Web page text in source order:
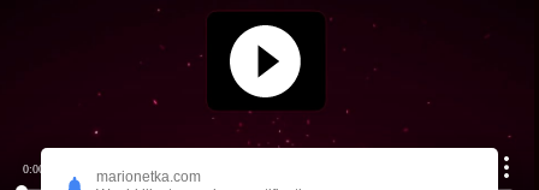
0:00
marionetka.com